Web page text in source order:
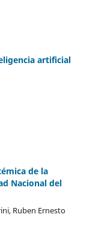
artificial
de la
Nacional del
Ruben Ernesto